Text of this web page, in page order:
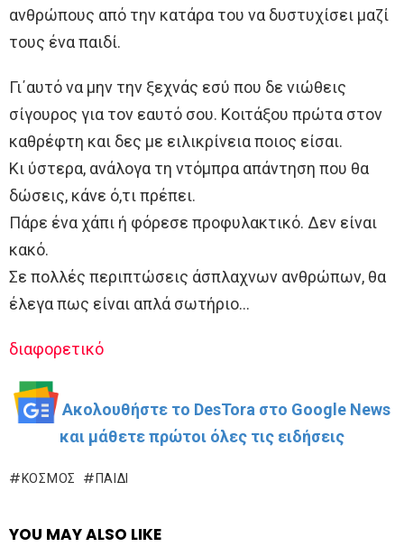
ανθρώπους από την κατάρα του να δυστυχίσει μαζί
τους ένα παιδί.
Γι΄αυτό να μην την ξεχνάς εσύ που δε νιώθεις
σίγουρος για τον εαυτό σου. Κοιτάξου πρώτα στον
καθρέφτη και δες με ειλικρίνεια ποιος είσαι.
Κι ύστερα, ανάλογα τη ντόμπρα απάντηση που θα
δώσεις, κάνε ό,τι πρέπει.
Πάρε ένα χάπι ή φόρεσε προφυλακτικό. Δεν είναι
κακό.
Σε πολλές περιπτώσεις άσπλαχνων ανθρώπων, θα
έλεγα πως είναι απλά σωτήριο…
διαφορετικό
Ακολουθήστε το DesTora στο Google News
και μάθετε πρώτοι όλες τις ειδήσεις
ΚΌΣΜΟΣ ΠΑΙΔΊ
YOU MAY ALSO LIKE